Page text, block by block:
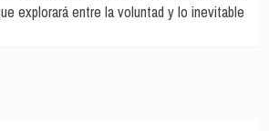
explorará entre la voluntad y lo inevitable